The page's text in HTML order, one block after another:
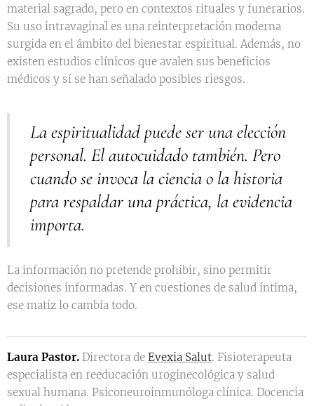
material sagrado, pero en contextos rituales y funerarios.
Su uso intravaginal es una reinterpretación moderna
surgida en el ámbito del bienestar espiritual. Además, no
existen estudios clínicos que avalen sus beneficios
médicos y sí se han señalado posibles riesgos.
La espiritualidad puede ser una elección
personal. El autocuidado también. Pero
cuando se invoca la ciencia o la historia
para respaldar una práctica, la evidencia
importa.
La información no pretende prohibir, sino permitir
decisiones informadas. Y en cuestiones de salud íntima,
ese matiz lo cambia todo.
Laura Pastor. Directora de Evexia Salut. Fisioterapeuta
especialista en reeducación uroginecológica y salud
sexual humana. Psiconeuroinmunóloga clínica. Docencia